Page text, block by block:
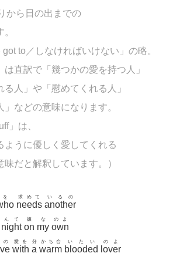
から日の出までの
got to／しなければいけない」の略。
は直訳で「幾つかの愛を持つ人」
人」や「慰めてくれる人」
」などの意味になります。
」は、
ように優しく愛してくれる
味だと解釈しています。）
を
needs
求めて
another
いるの
night
んて
on
嫌
my
な
own
のよ
の
with
愛を
a
分
warm
かち合
blooded
いたい
lover
のよ